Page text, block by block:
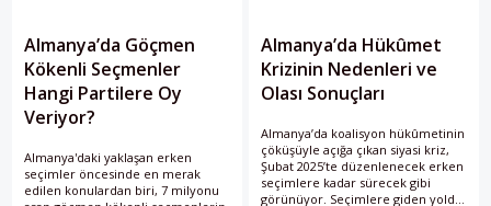
Almanya’da Göçmen
Kökenli Seçmenler
Hangi Partilere Oy
Veriyor?
Almanya'daki yaklaşan erken
seçimler öncesinde en merak
edilen konulardan biri, 7 milyonu
Almanya’da Hükûmet
Krizinin Nedenleri ve
Olası Sonuçları
Almanya’da koalisyon hükûmetinin
çöküşüyle açığa çıkan siyasi kriz,
Şubat 2025’te düzenlenecek erken
seçimlere kadar sürecek gibi
görünüyor. Seçimlere giden yolda